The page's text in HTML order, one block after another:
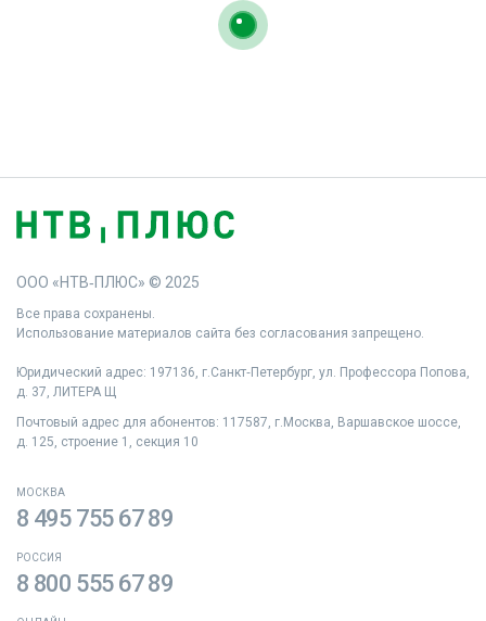
ООО «НТВ‑ПЛЮС» © 2025
Все права сохранены.
Использование материалов сайта без согласования запрещено.
Юридический адрес: 197136, г.Санкт‑Петербург, ул. Профессора Попова,
д. 37, ЛИТЕРА Щ
Почтовый адрес для абонентов: 117587, г.Москва, Варшавское шоссе,
д. 125, строение 1, секция 10
МОСКВА
8 495 755 67 89
РОССИЯ
8 800 555 67 89